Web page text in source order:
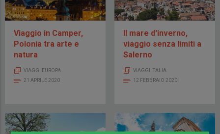
Viaggio in Camper,
Polonia tra arte e
natura
VIAGGI EUROPA
21 APRILE 2020
Il mare d'inverno,
viaggio senza limiti a
Salerno
VIAGGI ITALIA
12 FEBBRAIO 2020